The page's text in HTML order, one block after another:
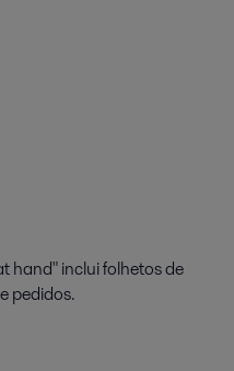
hand" inclui folhetos de
pedidos.